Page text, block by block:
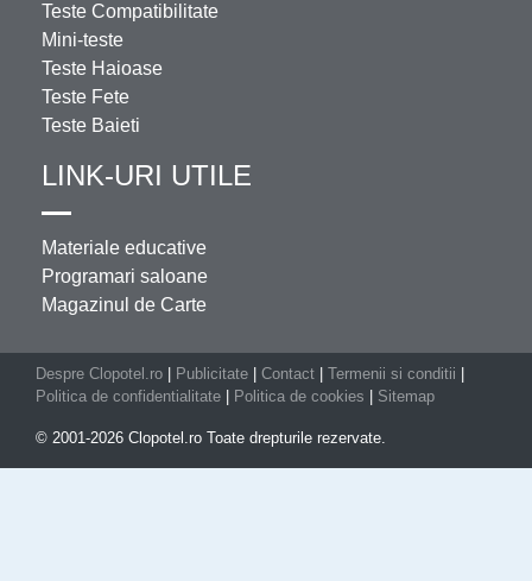
Teste Compatibilitate
Mini-teste
Teste Haioase
Teste Fete
Teste Baieti
LINK-URI UTILE
Materiale educative
Programari saloane
Magazinul de Carte
Despre Clopotel.ro Publicitate Contact Termenii si conditii
Politica de confidentialitate
Politica de cookies Sitemap
© 2001-2026 Clopotel.ro Toate drepturile rezervate.